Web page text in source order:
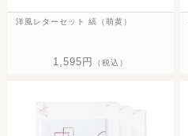
洋風レターセット 縞（萌黄）
1,595円 （税込）